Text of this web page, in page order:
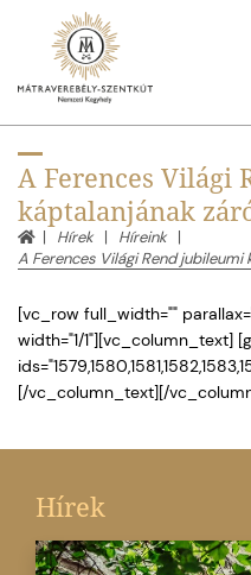
A Ferences Világi
káptalanjának
Hírek
Híreink
A Ferences Világi Rend
[vc_row full_width=""
width="1/1"][vc_column_text]
[/vc_column_text][/
Hírek